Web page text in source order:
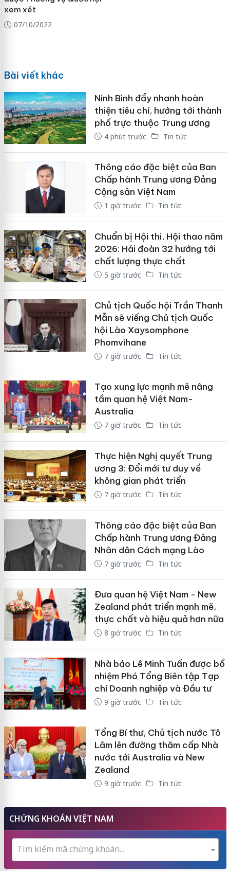
xem xét
07/10/2022
Bài viết khác
Ninh Bình đẩy nhanh hoàn
thiện tiêu chí, hướng tới thành
phố trực thuộc Trung ương
4 phút trước Tin tức
Thông cáo đặc biệt của Ban
Chấp hành Trung ương Đảng
Cộng sản Việt Nam
1 giờ trước Tin tức
Chuẩn bị Hội thi, Hội thao năm
2026: Hải đoàn 32 hướng tới
chất lượng thực chất
5 giờ trước Tin tức
Chủ tịch Quốc hội Trần Thanh
Mẫn sẽ viếng Chủ tịch Quốc
hội Lào Xaysomphone
Phomvihane
7 giờ trước Tin tức
Tạo xung lực mạnh mẽ nâng
tầm quan hệ Việt Nam-
Australia
7 giờ trước Tin tức
Thực hiện Nghị quyết Trung
ương 3: Đổi mới tư duy về
không gian phát triển
7 giờ trước Tin tức
Thông cáo đặc biệt của Ban
Chấp hành Trung ương Đảng
Nhân dân Cách mạng Lào
7 giờ trước Tin tức
Đưa quan hệ Việt Nam - New
Zealand phát triển mạnh mẽ,
thực chất và hiệu quả hơn nữa
8 giờ trước Tin tức
Nhà báo Lê Minh Tuấn được bổ
nhiệm Phó Tổng Biên tập Tạp
chí Doanh nghiệp và Đầu tư
9 giờ trước Tin tức
Tổng Bí thư, Chủ tịch nước Tô
Lâm lên đường thăm cấp Nhà
nước tới Australia và New
Zealand
9 giờ trước Tin tức
CHỨNG KHOÁN VIỆT NAM
Tìm kiếm mã chứng khoán...